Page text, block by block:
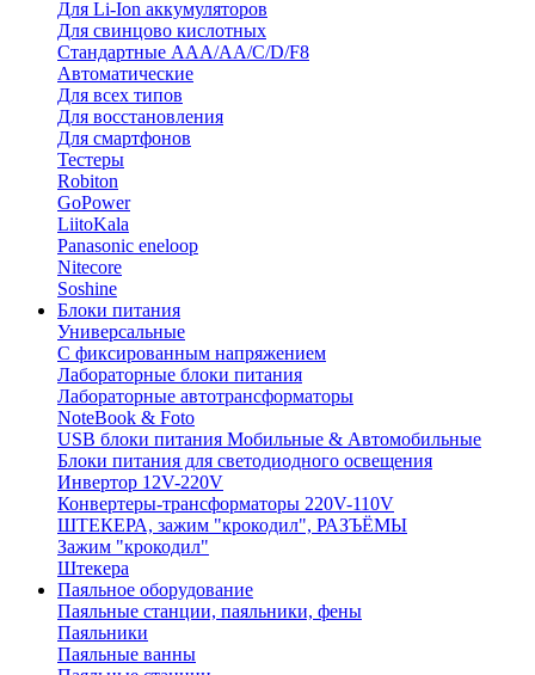
Для Li-Ion аккумуляторов
Для свинцово кислотных
Стандартные ААА/АА/С/D/F8
Автоматические
Для всех типов
Для восстановления
Для смартфонов
Тестеры
Robiton
GoPower
LiitoKala
Panasonic eneloop
Nitecore
Soshine
Блоки питания
Универсальные
C фиксированным напряжением
Лабораторные блоки питания
Лабораторные автотрансформаторы
NoteBook & Foto
USB блоки питания Мобильные & Автомобильные
Блоки питания для светодиодного освещения
Инвертор 12V-220V
Конвертеры-трансформаторы 220V-110V
ШТЕКЕРА, зажим "крокодил", РАЗЪЁМЫ
Зажим "крокодил"
Штекера
Паяльное оборудование
Паяльные станции, паяльники, фены
Паяльники
Паяльные ванны